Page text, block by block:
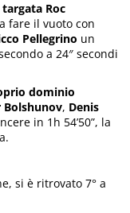
Roc
fare il vuoto con
Pellegrino un
a 24″ secondi
dominio
Bolshunov, Denis
in 1h 54’50”, la
si è ritrovato 7° a